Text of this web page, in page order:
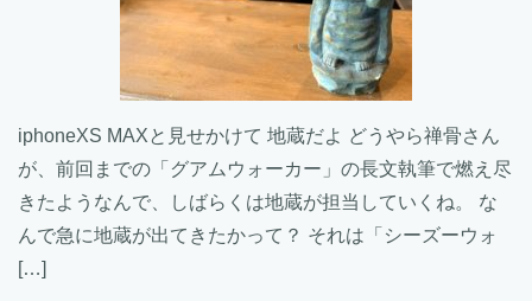
iphoneXS MAXと見せかけて 地蔵だよ どうやら禅骨さん
が、前回までの「グアムウォーカー」の長文執筆で燃え尽
きたようなんで、しばらくは地蔵が担当していくね。 な
んで急に地蔵が出てきたかって？ それは「シーズーウォ
[…]